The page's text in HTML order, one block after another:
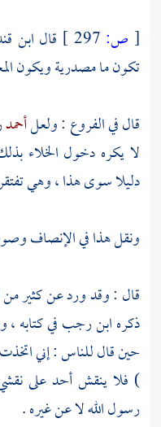
[ ص: قال ابن
تكون ما مصدرية ويكون
قال في الفروع : ولعلأحمد
لا يكره دخول الخلاء
دليلا سوى هذا ، وهي
ونقل هذا في الإنصاف
قال : وقد ورد عن كثير من
ذكرهابن رجبفي كتابه
حين قال للناس : إني
) فلا ينقش أحد على
رسول الله لا عن غيره .